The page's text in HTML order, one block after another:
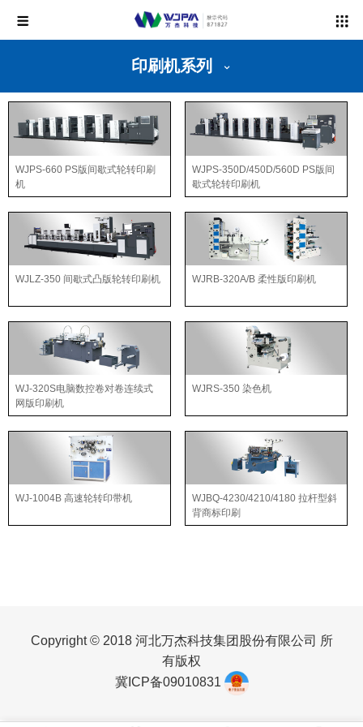
印刷机系列
WJPS-660 PS版间歇式轮转印刷
机
WJPS-350D/450D/560D PS版间
歇式轮转印刷机
WJLZ-350 间歇式凸版轮转印刷机 WJRB-320A/B 柔性版印刷机
WJ-320S电脑数控卷对卷连续式
网版印刷机
WJRS-350 染色机
WJ-1004B 高速轮转印带机
WJBQ-4230/4210/4180 拉杆型斜
背商标印刷
Copyright © 2018 河北万杰科技集团股份有限公司 所
有版权
冀ICP备09010831